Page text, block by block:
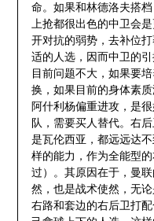
命。如果和林德洛夫搭
上抢都很出色的中卫会
开对抗的弱势，去补位
适的人选，因而中卫的
目前问题不大，如果要
换，如果目前的身体素
阿什利杨偏重进攻，是
队，需要买人替代。右
是瓦伦西亚，都远远达
样的能力，作为全能型
过）。其原因在于，曼
然，也是战术使然，无
右路和套边的右后卫打